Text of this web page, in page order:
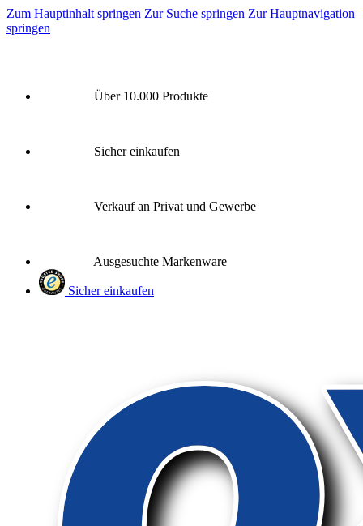
Zum Hauptinhalt springen Zur Suche springen Zur Hauptnavigation
springen
Über 10.000 Produkte
Sicher einkaufen
Verkauf an Privat und Gewerbe
Ausgesuchte Markenware
Sicher einkaufen